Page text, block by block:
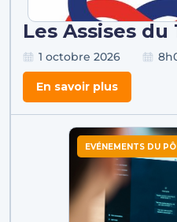
Les Assises
1 octobre 2026
En savoir plus
EVÉNEMENTS DU